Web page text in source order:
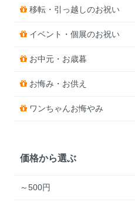
移転・引っ越しのお祝い
イベント・個展のお祝い
お中元・お歳暮
お悔み・お供え
ワンちゃんお悔やみ
価格から選ぶ
～500円